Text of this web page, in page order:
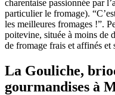
charentaise passionnée par
particulier le fromage).
les meilleures fromages !”.
poitevine, située à moins de
de fromage frais et affinés et
La Gouliche,
gourmandises à